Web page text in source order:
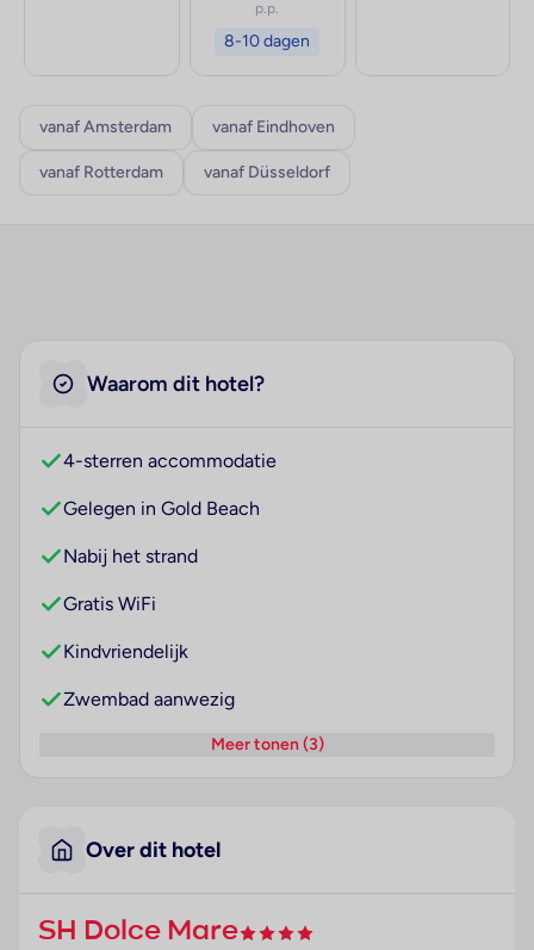
p.p.
8-10 dagen
vanaf Amsterdam vanaf Eindhoven
vanaf Rotterdam vanaf Düsseldorf
Waarom dit hotel?
4-sterren accommodatie
Gelegen in Gold Beach
Nabij het strand
Gratis WiFi
Kindvriendelijk
Zwembad aanwezig
Meer tonen (3)
Over dit hotel
SH Dolce Mare